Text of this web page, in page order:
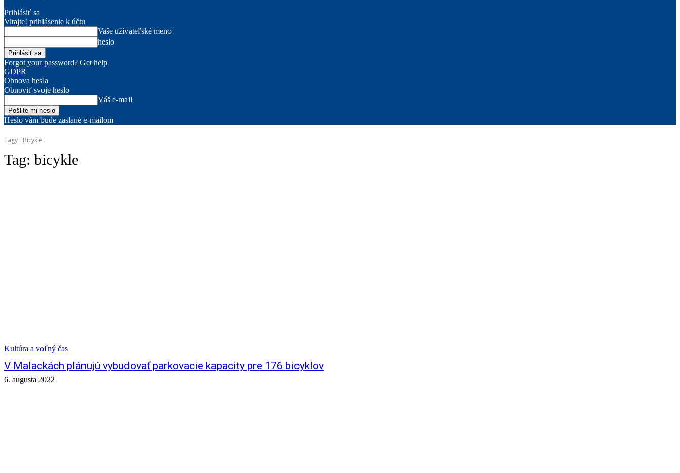
Prihlásiť sa
Vitajte! prihlásenie k účtu
Vaše užívateľské meno
heslo
Forgot your password? Get help
GDPR
Obnova hesla
Obnoviť svoje heslo
Váš e-mail
Heslo vám bude zaslané e-mailom
Tagy Bicykle
Tag: bicykle
Kultúra a voľný čas
V Malackách plánujú vybudovať parkovacie kapacity pre 176 bicyklov
6. augusta 2022